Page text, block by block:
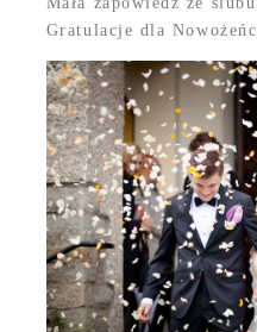
Gratulacje dla